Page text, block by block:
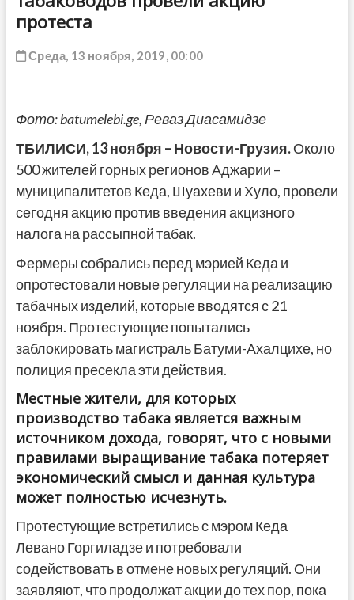
протеста
Среда, 13 ноября, 2019, 00:00
Фото: batumelebi.ge, Реваз Диасамидзе
ТБИЛИСИ,13 ноября – Новости-Грузия.Около
500 жителей горных регионов Аджарии –
муниципалитетов Кеда, Шуахеви и Хуло, провели
сегодня акцию против введения акцизного
налога на рассыпной табак.
Фермеры собрались перед мэрией Кеда и
опротестовали новые регуляции на реализацию
табачных изделий, которые вводятся с 21
ноября. Протестующие попытались
заблокировать магистраль Батуми-Ахалцихе, но
полиция пресекла эти действия.
Местные жители, для которых
производство табака является важным
источником дохода, говорят, что с новыми
правилами выращивание табака потеряет
экономический смысл и данная культура
может полностью исчезнуть.
Протестующие встретились с мэром Кеда
Левано Горгиладзе и потребовали
содействовать в отмене новых регуляций. Они
заявляют, что продолжат акции до тех пор, пока